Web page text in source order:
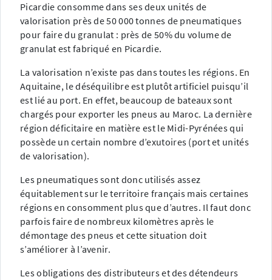
Picardie consomme dans ses deux unités de
valorisation près de 50 000 tonnes de pneumatiques
pour faire du granulat : près de 50% du volume de
granulat est fabriqué en Picardie.
La valorisation n’existe pas dans toutes les régions. En
Aquitaine, le déséquilibre est plutôt artificiel puisqu’il
est lié au port. En effet, beaucoup de bateaux sont
chargés pour exporter les pneus au Maroc. La dernière
région déficitaire en matière est le Midi-Pyrénées qui
possède un certain nombre d’exutoires (port et unités
de valorisation).
Les pneumatiques sont donc utilisés assez
équitablement sur le territoire français mais certaines
régions en consomment plus que d’autres. Il faut donc
parfois faire de nombreux kilomètres après le
démontage des pneus et cette situation doit
s’améliorer à l’avenir.
Les obligations des distributeurs et des détendeurs